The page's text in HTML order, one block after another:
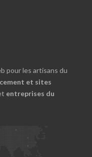
pour les artisans du
et sites
entreprises du